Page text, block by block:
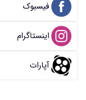
فیسبوک
اینستاگرام
آپارات